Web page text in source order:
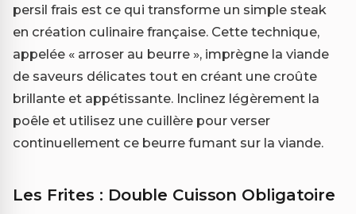
persil frais est ce qui transforme un simple steak
en création culinaire française. Cette technique,
appelée « arroser au beurre », imprègne la viande
de saveurs délicates tout en créant une croûte
brillante et appétissante. Inclinez légèrement la
poêle et utilisez une cuillère pour verser
continuellement ce beurre fumant sur la viande.
Les Frites : Double Cuisson Obligatoire